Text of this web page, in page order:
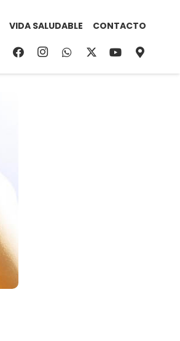
VIDA SALUDABLE CONTACTO